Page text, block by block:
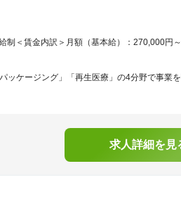
＜賃金内訳＞月額（基本給）：270,000円～
ケージング」「再生医療」の4分野で事業を
求人詳細を見